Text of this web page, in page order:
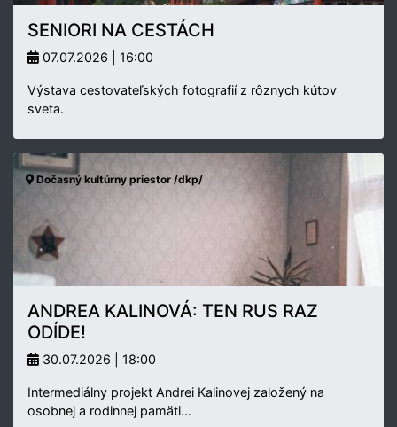
SENIORI NA CESTÁCH
07.07.2026 | 16:00
Výstava cestovateľských fotografií z rôznych kútov
sveta.
Dočasný kultúrny priestor /dkp/
ANDREA KALINOVÁ: TEN RUS RAZ
ODÍDE!
30.07.2026 | 18:00
Intermediálny projekt Andrei Kalinovej založený na
osobnej a rodinnej pamäti…